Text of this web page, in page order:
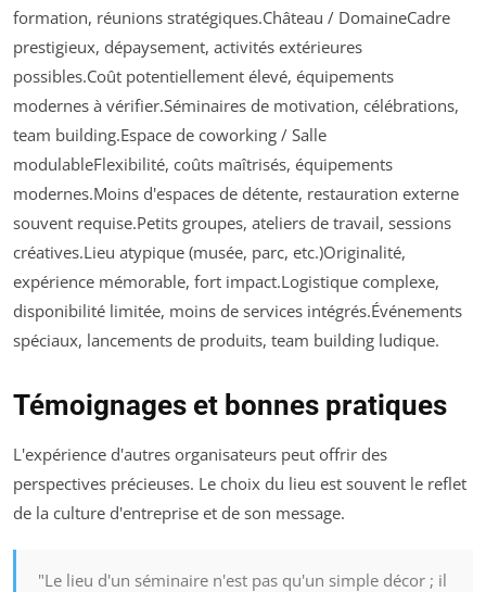
formation, réunions stratégiques.Château / DomaineCadre
prestigieux, dépaysement, activités extérieures
possibles.Coût potentiellement élevé, équipements
modernes à vérifier.Séminaires de motivation, célébrations,
team building.Espace de coworking / Salle
modulableFlexibilité, coûts maîtrisés, équipements
modernes.Moins d'espaces de détente, restauration externe
souvent requise.Petits groupes, ateliers de travail, sessions
créatives.Lieu atypique (musée, parc, etc.)Originalité,
expérience mémorable, fort impact.Logistique complexe,
disponibilité limitée, moins de services intégrés.Événements
spéciaux, lancements de produits, team building ludique.
Témoignages et bonnes pratiques
L'expérience d'autres organisateurs peut offrir des
perspectives précieuses. Le choix du lieu est souvent le reflet
de la culture d'entreprise et de son message.
"Le lieu d'un séminaire n'est pas qu'un simple décor ; il